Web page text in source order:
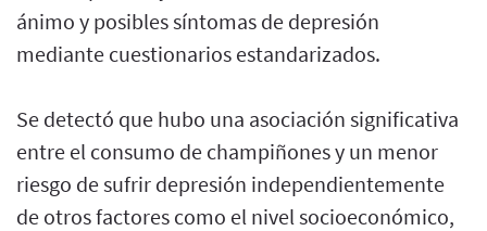
ánimo y posibles síntomas de depresión
mediante cuestionarios estandarizados.
Se detectó que hubo una asociación significativa
entre el consumo de champiñones y un menor
riesgo de sufrir depresión independientemente
de otros factores como el nivel socioeconómico,